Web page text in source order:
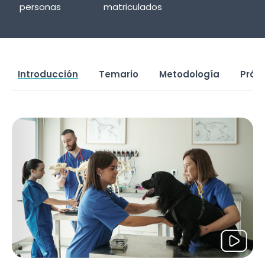
personas
matriculados
Introducción Temario Metodología